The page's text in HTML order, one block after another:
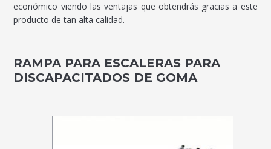
económico viendo las ventajas que obtendrás gracias a este
producto de tan alta calidad.
RAMPA PARA ESCALERAS PARA
DISCAPACITADOS DE GOMA